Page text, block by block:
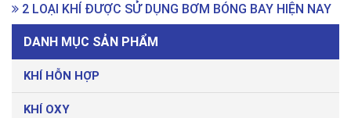
2 LOẠI KHÍ ĐƯỢC SỬ DỤNG BƠM BÓNG BAY HIỆN NAY
DANH MỤC SẢN PHẨM
KHÍ HỖN HỢP
KHÍ OXY